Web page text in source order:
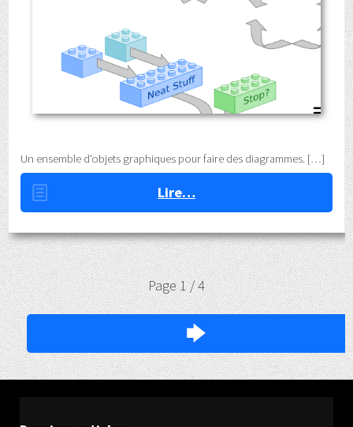
Un ensemble d'objets graphiques pour faire des diagrammes.
Lire…
Page 1 / 4
🡆